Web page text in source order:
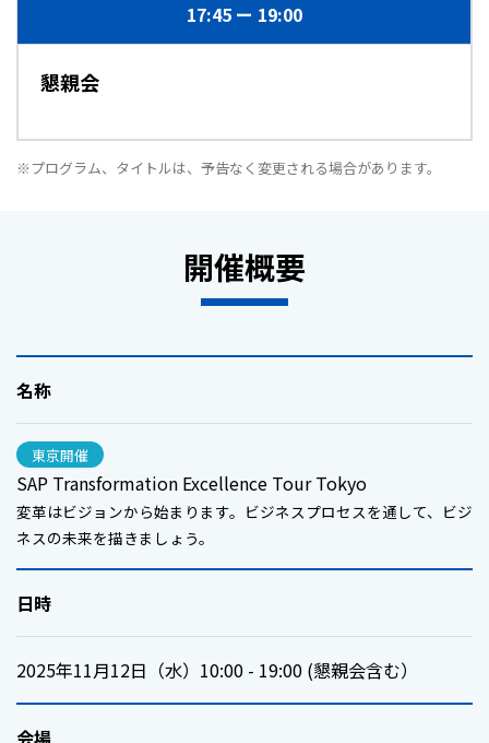
17:45 19:00
懇親会
※プログラム、タイトルは、予告なく変更される場合があります。
開催概要
名称
東京開催
SAP Transformation Excellence Tour Tokyo
変革はビジョンから始まります。ビジネスプロセスを通して、ビジ
ネスの未来を描きましょう。
日時
2025年11月12日（水）10:00 - 19:00 (懇親会含む）
会場